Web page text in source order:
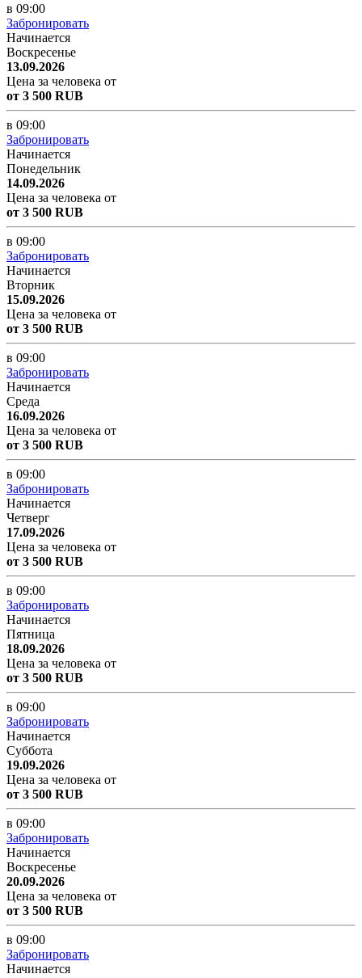
в 09:00
Забронировать
Начинается
Воскресенье
13.09.2026
Цена за человека от
от 3 500 RUB
в 09:00
Забронировать
Начинается
Понедельник
14.09.2026
Цена за человека от
от 3 500 RUB
в 09:00
Забронировать
Начинается
Вторник
15.09.2026
Цена за человека от
от 3 500 RUB
в 09:00
Забронировать
Начинается
Среда
16.09.2026
Цена за человека от
от 3 500 RUB
в 09:00
Забронировать
Начинается
Четверг
17.09.2026
Цена за человека от
от 3 500 RUB
в 09:00
Забронировать
Начинается
Пятница
18.09.2026
Цена за человека от
от 3 500 RUB
в 09:00
Забронировать
Начинается
Суббота
19.09.2026
Цена за человека от
от 3 500 RUB
в 09:00
Забронировать
Начинается
Воскресенье
20.09.2026
Цена за человека от
от 3 500 RUB
в 09:00
Забронировать
Начинается